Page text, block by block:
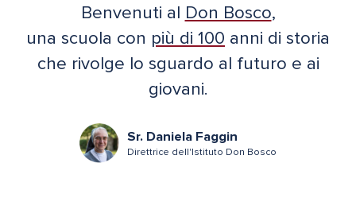
Benvenuti al Don Bosco,
una scuola con più di 100 anni di storia
che rivolge lo sguardo al futuro e ai
giovani.
Sr. Daniela Faggin
Direttrice dell'Istituto Don Bosco